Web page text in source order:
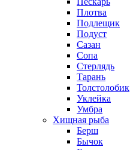
Плотва
Подлещик
Подуст
Сазан
Сопа
Стерлядь
Тарань
Толстолобик
Уклейка
Умбра
Хищная рыба
Берш
Бычок